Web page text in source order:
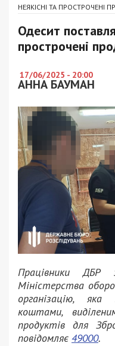
НЕЯКІСНІ ТА ПРОСТРОЧЕНІ
Одесит
прострочені
17/06/2025 - 20:00
АННА БАУМАН
Працівники ДБР
Міністерства
організацію, яка
коштами,
продуктів для
повідомляє 49000.